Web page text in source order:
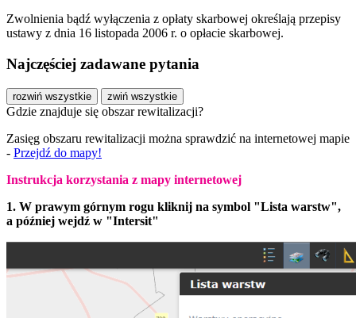
Zwolnienia bądź wyłączenia z opłaty skarbowej określają przepisy
ustawy z dnia 16 listopada 2006 r. o opłacie skarbowej.
Najczęściej zadawane pytania
rozwiń wszystkie zwiń wszystkie
Gdzie znajduje się obszar rewitalizacji?
Zasięg obszaru rewitalizacji można sprawdzić na internetowej mapie
- Przejdź do mapy!
Instrukcja korzystania z mapy internetowej
1. W prawym górnym rogu kliknij na symbol "Lista warstw",
a później wejdź w "Intersit"